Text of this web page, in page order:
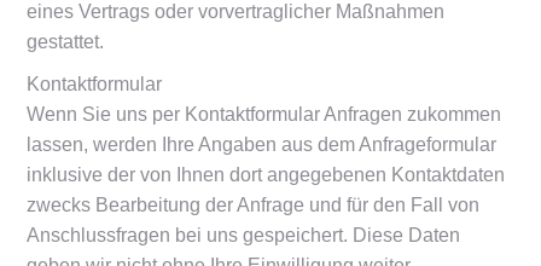
eines Vertrags oder vorvertraglicher Maßnahmen
gestattet.
Kontaktformular
Wenn Sie uns per Kontaktformular Anfragen zukommen
lassen, werden Ihre Angaben aus dem Anfrageformular
inklusive der von Ihnen dort angegebenen Kontaktdaten
zwecks Bearbeitung der Anfrage und für den Fall von
Anschlussfragen bei uns gespeichert. Diese Daten